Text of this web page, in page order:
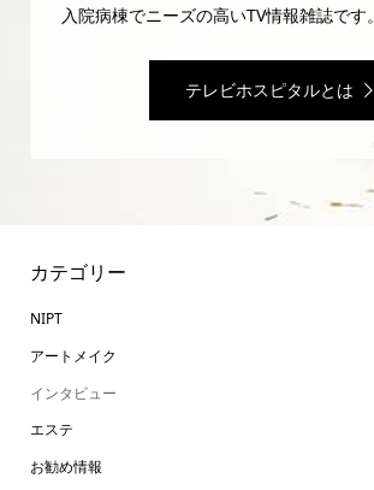
入院病棟でニーズの高いTV情報雑誌です。
テレビホスピタルとは
カテゴリー
NIPT
アートメイク
インタビュー
エステ
お勧め情報